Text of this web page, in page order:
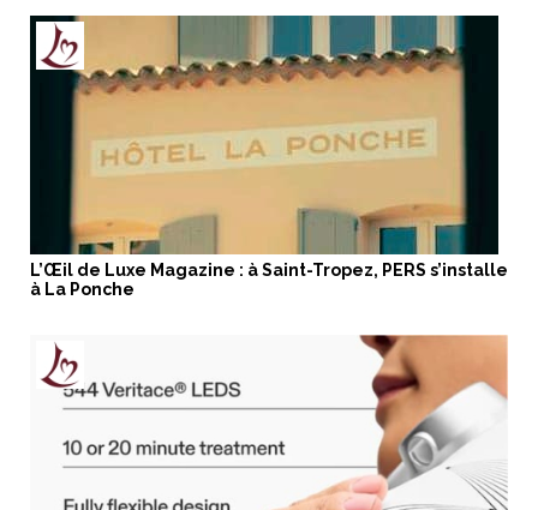
L’Œil de Luxe Magazine : à Saint-Tropez, PERS s’installe
à La Ponche